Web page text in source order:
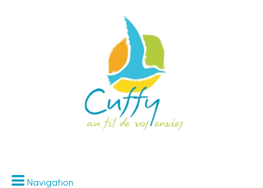
Navigation